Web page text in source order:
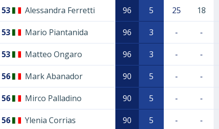
53 Alessandra Ferretti 96 5 25 18
53 Mario Piantanida 96 3 - -
53 Matteo Ongaro 96 3 - -
56 Mark Abanador 90 5 - -
56 Mirco Palladino 90 5 - -
56 Ylenia Corrias 90 5 - -